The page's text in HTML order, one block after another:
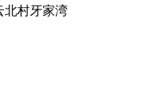
北村牙家湾